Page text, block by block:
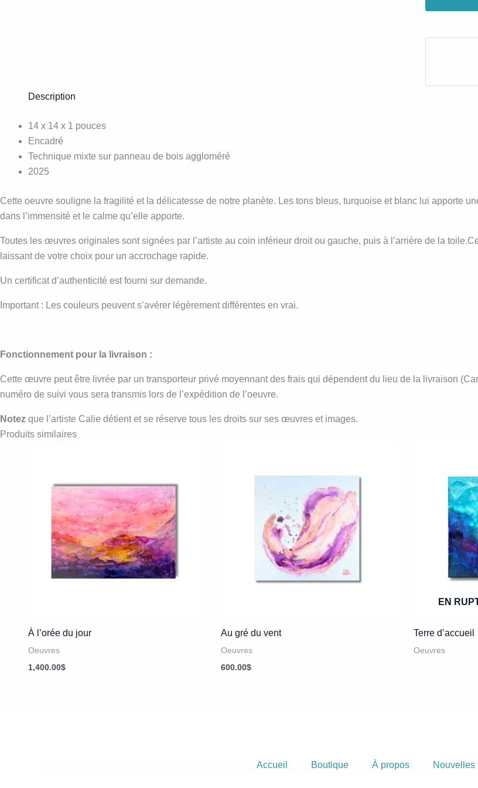
Description
14 x 14 x 1 pouces
Encadré
Technique mixte sur panneau de bois aggloméré
2025
Cette oeuvre souligne la fragilité et la délicatesse de notre planète. Les tons bleus, turquoise et blanc lui apporte
dans l’immensité et le calme qu’elle apporte.
Toutes les œuvres originales sont signées par l’artiste au coin inférieur droit ou gauche, puis à l’arrière de la
laissant de votre choix pour un accrochage rapide.
Un certificat d’authenticité est fourni sur demande.
Important : Les couleurs peuvent s’avérer légèrement différentes en vrai.
Fonctionnement pour la livraison :
Cette œuvre peut être livrée par un transporteur privé moyennant des frais qui dépendent du lieu de la livraison
numéro de suivi vous sera transmis lors de l’expédition de l’oeuvre.
Notez que l’artiste Calie détient et se réserve tous les droits sur ses œuvres et images.
Produits similaires
À l’orée du jour
Oeuvres
1,400.00$
Au gré du vent
Oeuvres
600.00$
EN
Terre d’accueil
Oeuvres
Accueil Boutique À propos Nouvelles